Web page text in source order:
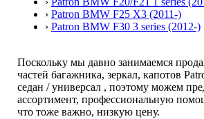
› Patron BMW F25 X3 (2011-)
› Patron BMW F30 3 series (2012-)
Поскольку мы давно занимаемся
частей багажника, зеркал, капотов
седан / универсал , поэтому можем
ассортимент, профессиональную
что тоже важно, низкую цену.